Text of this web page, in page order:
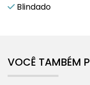
Blindado
VOCÊ TAMBÉM